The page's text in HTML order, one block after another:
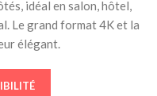
idéal en salon, hôtel,
Le grand format 4K et la
élégant.